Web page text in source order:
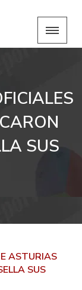
SUS
ASTURIAS
SUS